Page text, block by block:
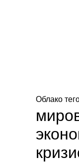
Облако